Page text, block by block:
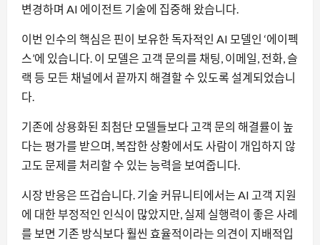
변경하며 AI 에이전트 기술에 집중해 왔습니다.
이번 인수의 핵심은 핀이 보유한 독자적인 AI 모델인 ‘에이펙
스’에 있습니다. 이 모델은 고객 문의를 채팅, 이메일, 전화, 슬
랙 등 모든 채널에서 끝까지 해결할 수 있도록 설계되었습니
다.
기존에 상용화된 최첨단 모델들보다 고객 문의 해결률이 높
다는 평가를 받으며, 복잡한 상황에서도 사람이 개입하지 않
고도 문제를 처리할 수 있는 능력을 보여줍니다.
시장 반응은 뜨겁습니다. 기술 커뮤니티에서는 AI 고객 지원
에 대한 부정적인 인식이 많았지만, 실제 실행력이 좋은 사례
를 보면 기존 방식보다 훨씬 효율적이라는 의견이 지배적입